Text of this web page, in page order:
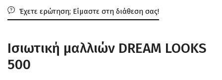
Έχετε ερώτηση; Είμαστε στη διάθεση σας!
Ισιωτική μαλλιών DREAM LOOKS
500